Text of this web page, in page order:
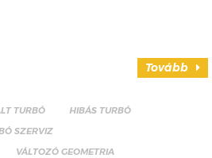
Tovább
TURBÓ
HIBÁS TURBÓ
SZERVIZ
VÁLTOZÓ GEOMETRIA